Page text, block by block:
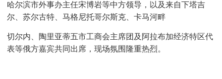
哈尔滨市外事办主任宋博岩等中方领导， 以及来自下塔吉
尔、苏尔古特、马格尼托哥尔斯克、卡马河畔
切尔内、陶里亚蒂五市工商会主席团及阿拉布加经济特区代
表等俄方嘉宾共同出席，现场氛围隆重热烈。